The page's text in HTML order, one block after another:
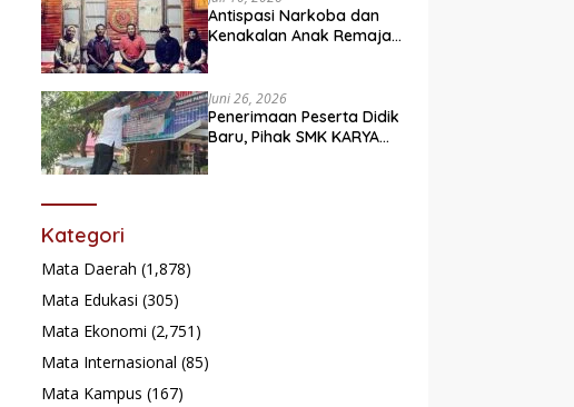
Antispasi Narkoba dan
Kenakalan Anak Remaja,
Surau
Juni 26, 2026
Penerimaan Peserta Didik
Baru, Pihak SMK KARYA
Kategori
Mata Daerah (1,878)
Mata Edukasi (305)
Mata Ekonomi (2,751)
Mata Internasional (85)
Mata Kampus (167)